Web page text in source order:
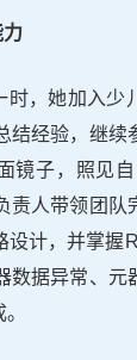
力
，她加入少
结经验，继续
镜子，照见
责人带领团队
计，并掌握
据异常、元